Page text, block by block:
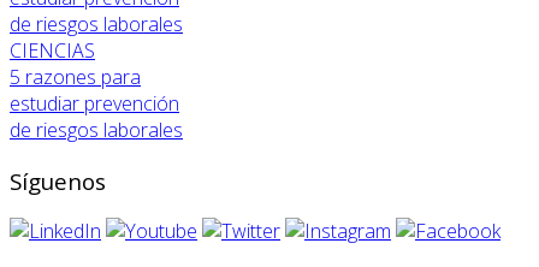
CIENCIAS
5 razones para
estudiar prevención
de riesgos laborales
Síguenos